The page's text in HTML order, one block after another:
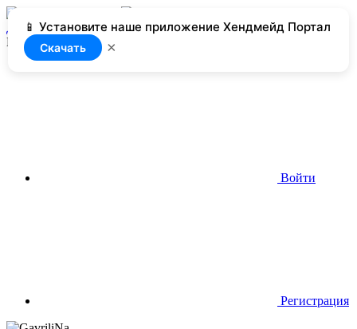
📱 Установите наше приложение Хендмейд Портал
Скачать ×
Добавить
Нет доступа
Войти
Регистрация